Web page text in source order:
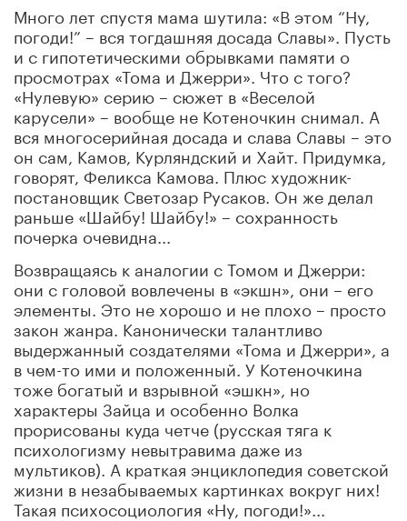
Много лет спустя мама шутила: «В этом “Ну,
погоди!” – вся тогдашняя досада Славы». Пусть
и с гипотетическими обрывками памяти о
просмотрах «Тома и Джерри». Что с того?
«Нулевую» серию – сюжет в «Веселой
карусели» – вообще не Котеночкин снимал. А
вся многосерийная досада и слава Славы – это
он сам, Камов, Курляндский и Хайт. Придумка,
говорят, Феликса Камова. Плюс художник-
постановщик Светозар Русаков. Он же делал
раньше «Шайбу! Шайбу!» – сохранность
почерка очевидна...
Возвращаясь к аналогии с Томом и Джерри:
они с головой вовлечены в «экшн», они – его
элементы. Это не хорошо и не плохо – просто
закон жанра. Канонически талантливо
выдержанный создателями «Тома и Джерри», а
в чем-то ими и положенный. У Котеночкина
тоже богатый и взрывной «эшкн», но
характеры Зайца и особенно Волка
прорисованы куда четче (русская тяга к
психологизму невытравима даже из
мультиков). А краткая энциклопедия советской
жизни в незабываемых картинках вокруг них!
Такая психосоциология «Ну, погоди!»...